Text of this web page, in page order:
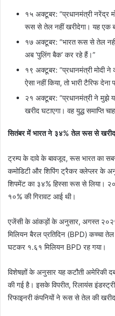
१५ अक्टूबर: “प्रधानमंत्री नरेंद्र
रूस से तेल नहीं खरीदेगा। यह एक
१७ अक्टूबर: “भारत रूस से तेल
अब ‘पुलिंग बैक’ कर रहे हैं।”
१९ अक्टूबर: “प्रधानमंत्री मोदी
ऐसा नहीं किया, तो भारी टैरिफ देना
२१ अक्टूबर: “प्रधानमंत्री ने मुझे
खरीद घटाएगा। वह युद्ध समाप्ति
सितंबर में भारत ने ३४% तेल रूस से
ट्रम्प के दावे के बावजूद, रूस भारत का
कमोडिटी और शिपिंग ट्रैकर क्लेप्लर के
शिपमेंट का ३४% हिस्सा रूस से लिया।
१०% की गिरावट आई थी।
एजेंसी के आंकड़ों के अनुसार, अगस्त
मिलियन बैरल प्रतिदिन (BPD) कच्चा
घटकर १.६१ मिलियन BPD रह गया।
विशेषज्ञों के अनुसार यह कटौती अमेरिकी
की गई है। इसके विपरीत, रिलायंस
रिफाइनरी कंपनियों ने रूस से तेल की खरीद